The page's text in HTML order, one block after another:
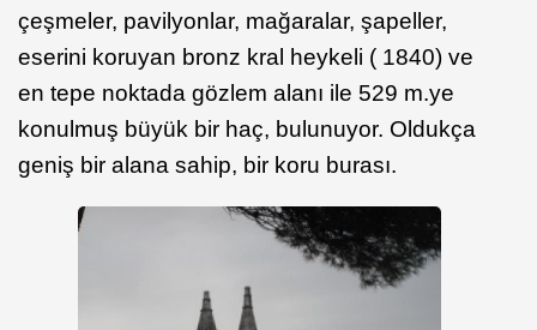
çeşmeler, pavilyonlar, mağaralar, şapeller,
eserini koruyan bronz kral heykeli ( 1840) ve
en tepe noktada gözlem alanı ile 529 m.ye
konulmuş büyük bir haç, bulunuyor. Oldukça
geniş bir alana sahip, bir koru burası.